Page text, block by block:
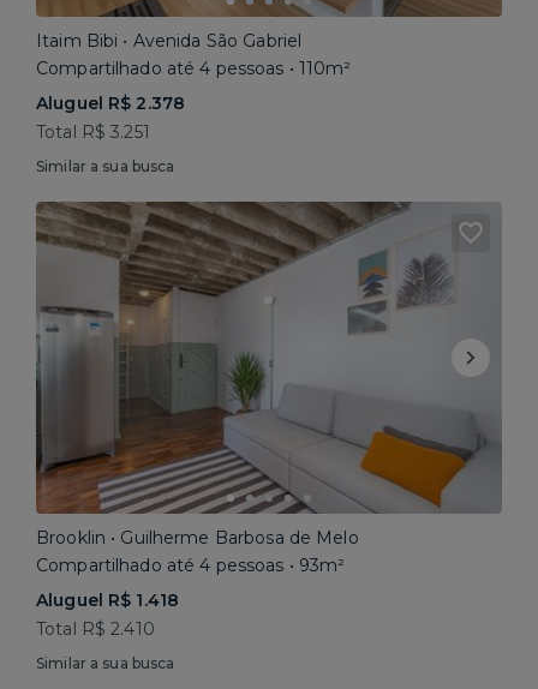
Itaim Bibi • Avenida São Gabriel
Compartilhado até 4 pessoas • 110m²
Aluguel R$ 2.378
Total R$ 3.251
Similar a sua busca
Brooklin • Guilherme Barbosa de Melo
Compartilhado até 4 pessoas • 93m²
Aluguel R$ 1.418
Total R$ 2.410
Similar a sua busca